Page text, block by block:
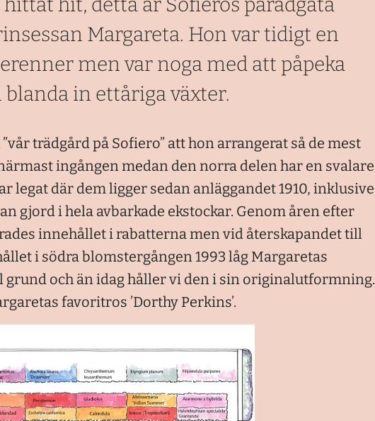
Margareta. Hon var tidigt en
men var noga med att påpeka
blanda in ettåriga växter.
trädgård på Sofiero” att hon arrangerat så de mest
ingången medan den norra delen har en svalare
legat där dem ligger sedan anläggandet 1910, inklusive
gjord i hela avbarkade ekstockar. Genom åren efter
innehållet i rabatterna men vid återskapandet till
i södra blomstergången 1993 låg Margaretas
och än idag håller vi den i sin originalutformning.
favoritros ’Dorthy Perkins’.